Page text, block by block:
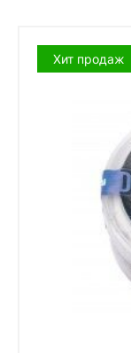
Хит продаж